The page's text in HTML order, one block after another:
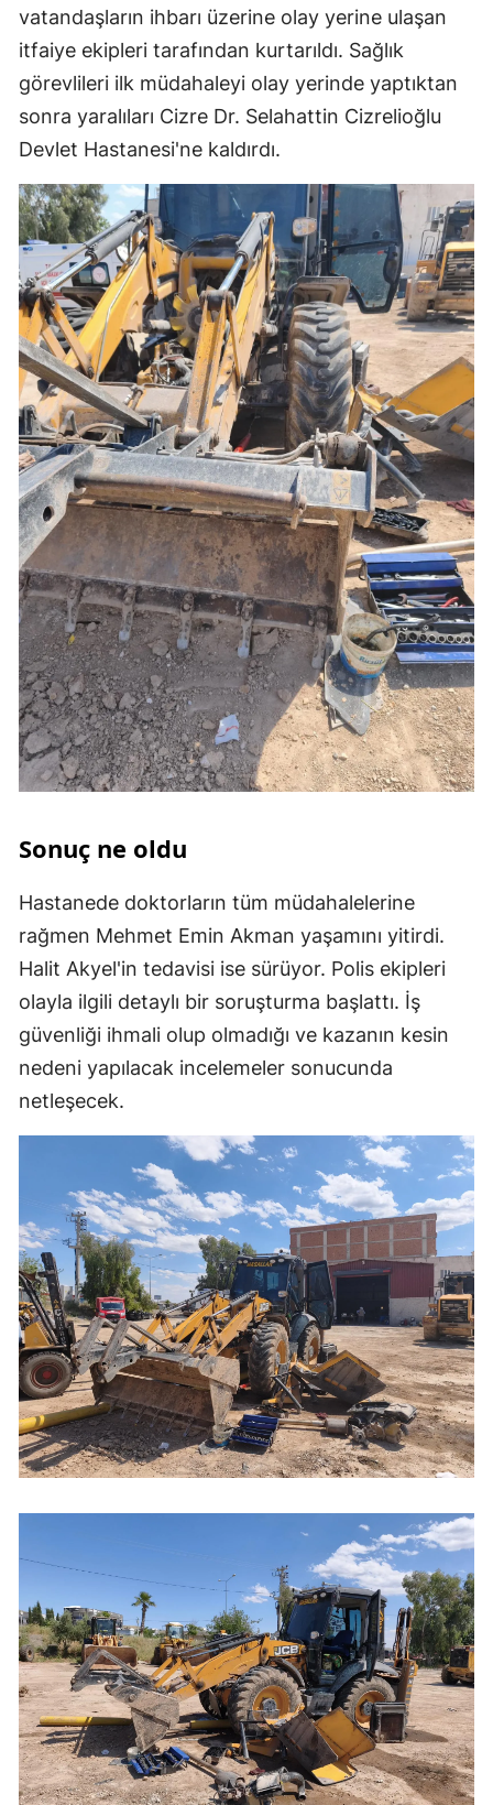
vatandaşların ihbarı üzerine olay yerine ulaşan
itfaiye ekipleri tarafından kurtarıldı. Sağlık
görevlileri ilk müdahaleyi olay yerinde yaptıktan
sonra yaralıları Cizre Dr. Selahattin Cizrelioğlu
Devlet Hastanesi'ne kaldırdı.
Sonuç ne oldu
Hastanede doktorların tüm müdahalelerine
rağmen Mehmet Emin Akman yaşamını yitirdi.
Halit Akyel'in tedavisi ise sürüyor. Polis ekipleri
olayla ilgili detaylı bir soruşturma başlattı. İş
güvenliği ihmali olup olmadığı ve kazanın kesin
nedeni yapılacak incelemeler sonucunda
netleşecek.